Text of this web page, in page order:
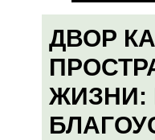
ДВОР
ЖИЗНИ: